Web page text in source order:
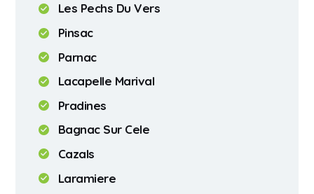
Les Pechs Du Vers
Pinsac
Parnac
Lacapelle Marival
Pradines
Bagnac Sur Cele
Cazals
Laramiere